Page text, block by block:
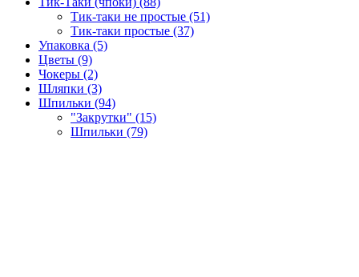
Тик-таки не простые (51)
Тик-таки простые (37)
Упаковка (5)
Цветы (9)
Чокеры (2)
Шляпки (3)
Шпильки (94)
"Закрутки" (15)
Шпильки (79)